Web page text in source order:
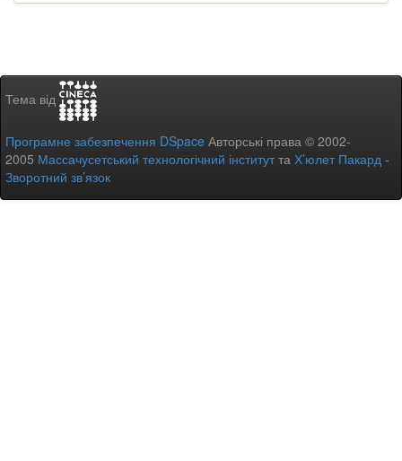
Тема від
Програмне забезпечення DSpace Авторські права © 2002-
2005 Массачусетський технологічний інститутта Х’юлет Пакард -
Зворотний зв’язок